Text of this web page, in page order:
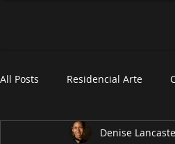
All Posts Residencial Arte
Denise